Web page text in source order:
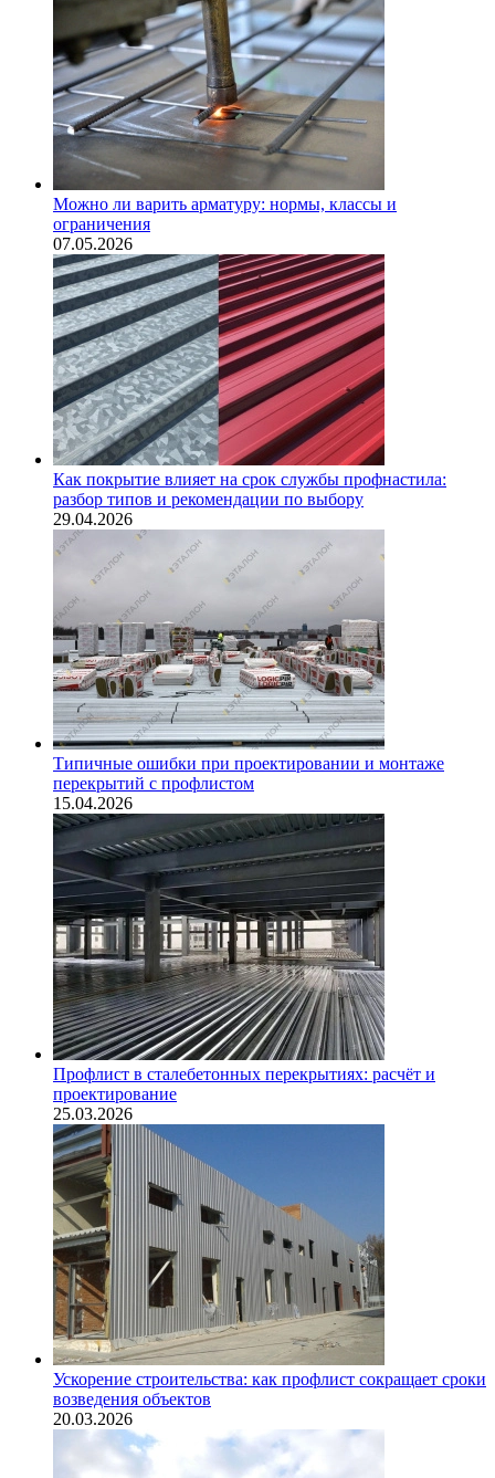
Можно ли варить арматуру: нормы, классы и
ограничения
07.05.2026
Как покрытие влияет на срок службы профнастила:
разбор типов и рекомендации по выбору
29.04.2026
Типичные ошибки при проектировании и монтаже
перекрытий с профлистом
15.04.2026
Профлист в сталебетонных перекрытиях: расчёт и
проектирование
25.03.2026
Ускорение строительства: как профлист сокращает сроки
возведения объектов
20.03.2026